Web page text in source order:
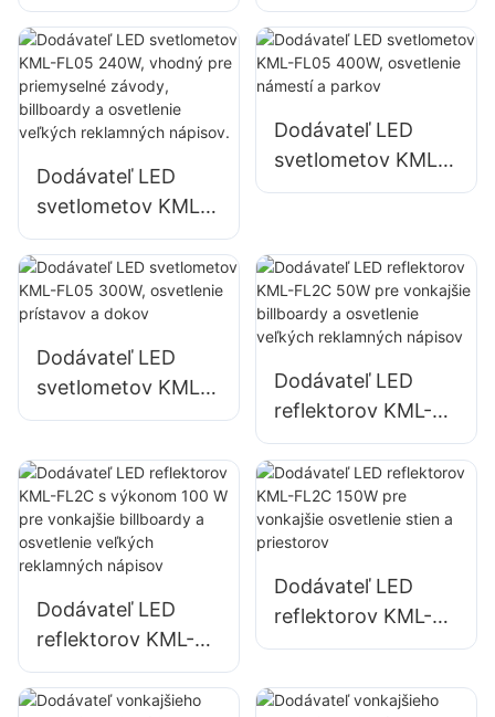
FL05 150W pre
osvetlenie
parkovísk a
skladovacích
priestorov
FL05 200W,
núdzové osvetlenie
a osvetlenie miest
na pomoc pri
katastrofách
Dodávateľ LED
svetlometov KML-
FL05 240W,
vhodný pre
priemyselné
závody, billboardy
a osvetlenie
veľkých
reklamných
Dodávateľ LED
svetlometov KML-
FL05 400W,
a parkov
Dodávateľ LED
svetlometov KML-
FL05 300W,
prístavov a dokov
Dodávateľ LED
reflektorov KML-
FL2C 50W pre
vonkajšie billboardy
a osvetlenie
veľkých
nápisov
Dodávateľ LED
reflektorov KML-
FL2C s výkonom
100 W pre
Dodávateľ LED
reflektorov KML-
FL2C 150W pre
osvetlenie stien a